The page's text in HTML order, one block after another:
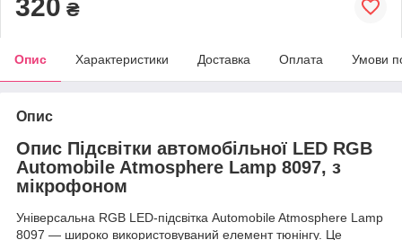
320 ₴
Опис Характеристики Доставка Оплата Умови
Опис
Опис Підсвітки автомобільної LED RGB
Automobile Atmosphere Lamp 8097, з
мікрофоном
Універсальна RGB LED-підсвітка Automobile Atmosphere Lamp
8097 — широко використовуваний елемент тюнінгу. Це